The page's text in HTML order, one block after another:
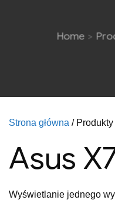
Home
Strona główna / Produkty
Asus
Wyświetlanie jednego